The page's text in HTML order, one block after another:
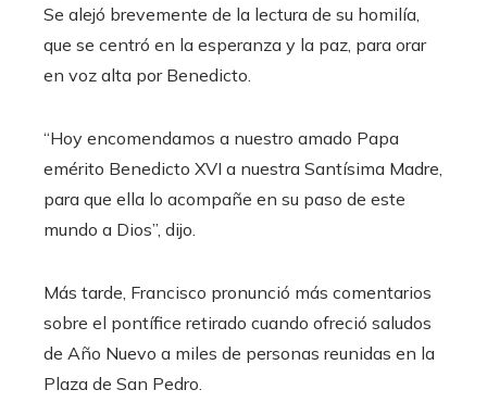
Se alejó brevemente de la lectura de su homilía,
que se centró en la esperanza y la paz, para orar
en voz alta por Benedicto.
“Hoy encomendamos a nuestro amado Papa
emérito Benedicto XVI a nuestra Santísima Madre,
para que ella lo acompañe en su paso de este
mundo a Dios”, dijo.
Más tarde, Francisco pronunció más comentarios
sobre el pontífice retirado cuando ofreció saludos
de Año Nuevo a miles de personas reunidas en la
Plaza de San Pedro.